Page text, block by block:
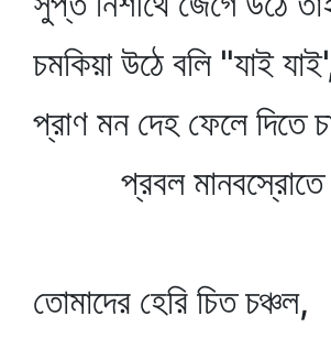
চমকিয়া উঠে বলি "যাই
প্রাণ মন দেহ ফেলে দিতে
প্রবল
তোমাদের হেরি চিত চঞ্চল,